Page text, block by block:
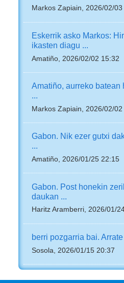
Markos Zapiain, 2026/02/03
Eskerrik asko Markos:
ikasten diagu ...
Amatiño, 2026/02/02 15:32
Amatiño, aurreko batean
...
Markos Zapiain, 2026/02/
Gabon. Nik ezer gutxi
...
Amatiño, 2026/01/25 22:15
Gabon. Post honekin
daukan ...
Haritz Aramberri, 2026/01/
berri pozgarria bai.
Sosola, 2026/01/15 20:37